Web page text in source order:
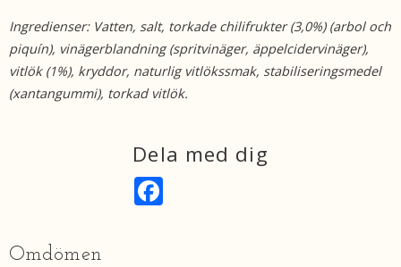
Ingredienser: Vatten, salt, torkade chilifrukter (3,0%) (arbol och
piquín), vinägerblandning (spritvinäger, äppelcidervinäger),
vitlök (1%), kryddor, naturlig vitlökssmak, stabiliseringsmedel
(xantangummi), torkad vitlök.
Dela med dig
Omdömen